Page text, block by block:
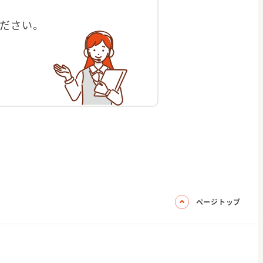
さい。
ページトップ